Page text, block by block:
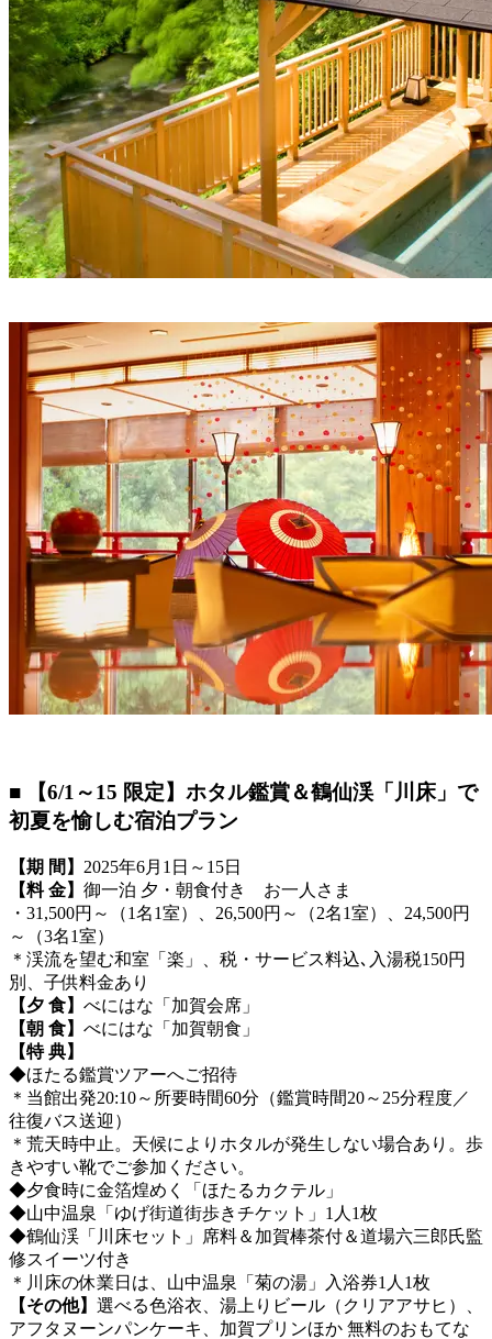
■ 【6/1～15 限定】ホタル鑑賞＆鶴仙渓「川床」で
初夏を愉しむ宿泊プラン
【期 間】 2025年6月1日～15日
【料 金】 御一泊 夕・朝食付き お一人さま
・31,500円～（1名1室）、26,500円～（2名1室）、24,500円
～（3名1室）
＊渓流を望む和室「楽」、税・サービス料込､入湯税150円
別、子供料金あり
【夕 食】 べにはな「加賀会席」
【朝 食】 べにはな「加賀朝食」
【特 典】
◆ほたる鑑賞ツアーへご招待
＊当館出発20:10～所要時間60分（鑑賞時間20～25分程度／
往復バス送迎）
＊荒天時中止。天候によりホタルが発生しない場合あり。歩
きやすい靴でご参加ください。
◆夕食時に金箔煌めく「ほたるカクテル」
◆山中温泉「ゆげ街道街歩きチケット」1人1枚
◆鶴仙渓「川床セット」席料＆加賀棒茶付＆道場六三郎氏監
修スイーツ付き
＊川床の休業日は、山中温泉「菊の湯」入浴券1人1枚
【その他】 選べる色浴衣、湯上りビール（クリアアサヒ）、
アフタヌーンパンケーキ、加賀プリンほか 無料のおもてな